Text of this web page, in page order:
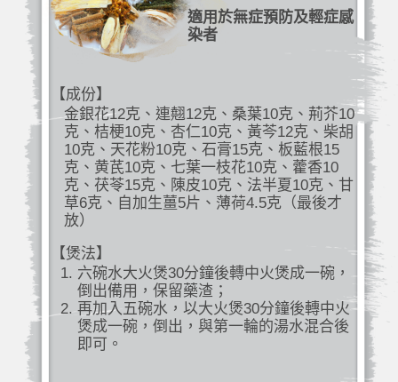
適用於無症預防及輕症感
染者
【成份】
金銀花12克、連翹12克、桑葉10克、荊芥10
克、桔梗10克、杏仁10克、黃芩12克、柴胡
10克、天花粉10克、石膏15克、板藍根15
克、黄芪10克、七葉一枝花10克、藿香10
克、茯苓15克、陳皮10克、法半夏10克、甘
草6克、自加生薑5片、薄荷4.5克（最後才
放）
【煲法】
六碗水大火煲30分鐘後轉中火煲成一碗，
倒出備用，保留藥渣；
再加入五碗水，以大火煲30分鐘後轉中火
煲成一碗，倒出，與第一輪的湯水混合後
即可。